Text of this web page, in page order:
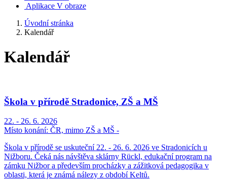
Aplikace V obraze
Úvodní stránka
Kalendář
Kalendář
Škola v přírodě Stradonice, ZŠ a MŠ
22. - 26. 6. 2026
Místo konání: ČR, mimo ZŠ a MŠ -
Škola v přírodě se uskuteční 22. - 26. 6. 2026 ve Stradonicích u
Nižboru. Čeká nás návštěva sklárny Rückl, edukační program na
zámku Nižbor a především procházky a zážitková pedagogika v
oblasti, která je známá nálezy z období Keltů.